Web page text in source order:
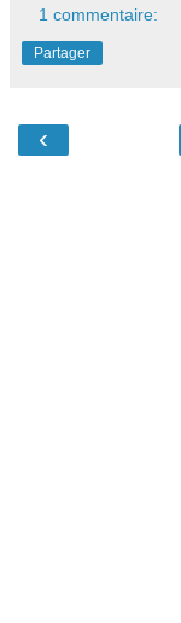
1 commentaire:
Partager
‹